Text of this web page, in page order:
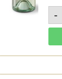
-